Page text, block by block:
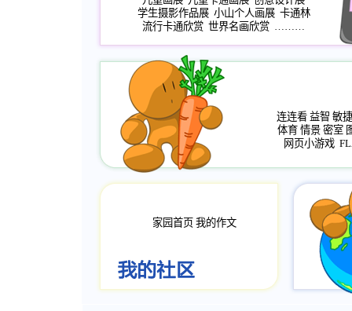
学生摄影作品展 小山个人画展 卡通林
流行卡通欣赏 世界名画欣赏 ………
连连看 益智 敏捷
体育 情景 密室
网页小游戏
家园首页 我的作文